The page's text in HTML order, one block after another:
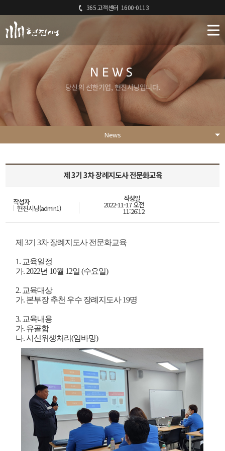
365 고객센터 1600-0113
NEWS
당신의 선한기업, 현진시닝입니다.
News
제 3기 3차 장례지도사 전문화교육
작성자
현진시닝(admin1)
작성일
2022-11-17 오전
11:26:12
제 3기 3차 장례지도사 전문화교육
1. 교육일정
가. 2022년 10월 12일 (수요일)
2. 교육대상
가. 본부장 추천 우수 장례지도사 19명
3. 교육내용
가. 유골함
나. 시신위생처리(임바밍)